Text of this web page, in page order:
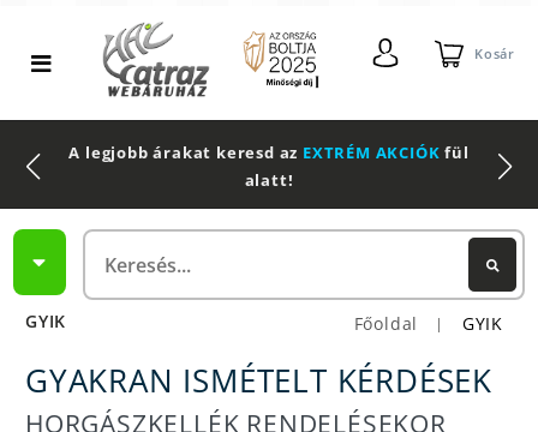
Kosár
A legjobb árakat keresd az EXTRÉM AKCIÓK fül
alatt!
GYIK Főoldal | GYIK
GYAKRAN ISMÉTELT KÉRDÉSEK
HORGÁSZKELLÉK RENDELÉSEKOR